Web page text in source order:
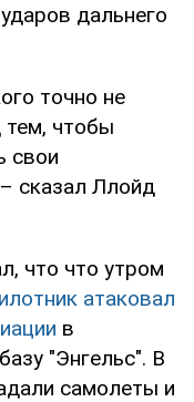
дальнего
точно не
чтобы
свои
сказал Ллойд
что что утром
атаковал
в
"Энгельс". В
самолеты и